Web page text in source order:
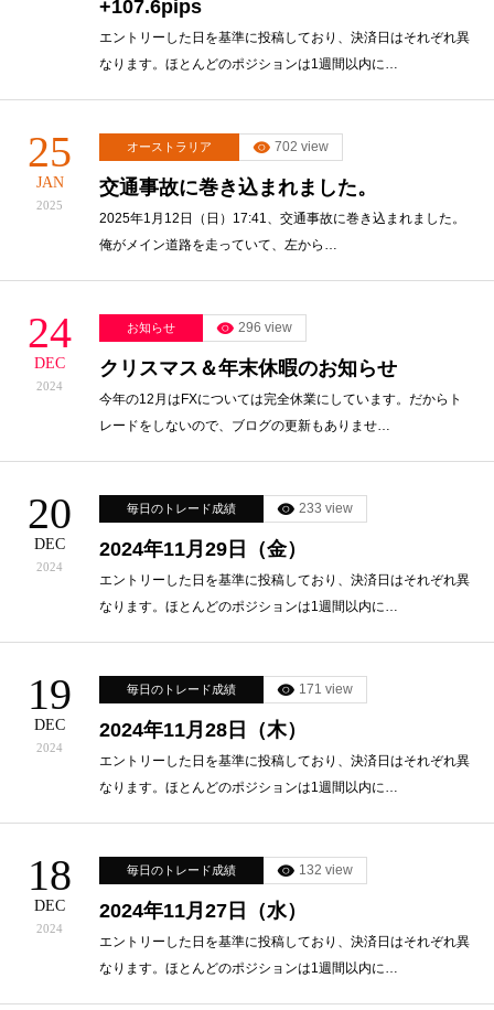
+107.6pips
エントリーした日を基準に投稿しており、決済日はそれぞれ異
なります。ほとんどのポジションは1週間以内に…
25
JAN
2025
オーストラリア 702 view
交通事故に巻き込まれました。
2025年1月12日（日）17:41、交通事故に巻き込まれました。
俺がメイン道路を走っていて、左から…
24
DEC
2024
お知らせ 296 view
クリスマス＆年末休暇のお知らせ
今年の12月はFXについては完全休業にしています。だからト
レードをしないので、ブログの更新もありませ…
20
DEC
2024
毎日のトレード成績 233 view
2024年11月29日（金）
エントリーした日を基準に投稿しており、決済日はそれぞれ異
なります。ほとんどのポジションは1週間以内に…
19
DEC
2024
毎日のトレード成績 171 view
2024年11月28日（木）
エントリーした日を基準に投稿しており、決済日はそれぞれ異
なります。ほとんどのポジションは1週間以内に…
18
DEC
2024
毎日のトレード成績 132 view
2024年11月27日（水）
エントリーした日を基準に投稿しており、決済日はそれぞれ異
なります。ほとんどのポジションは1週間以内に…